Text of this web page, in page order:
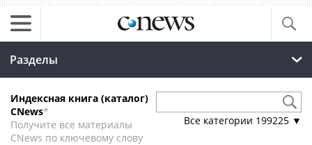
Разделы
Индексная книга (каталог)
CNews*
Получите все материалы
CNews по ключевому слову
Все категории 199225 ▼